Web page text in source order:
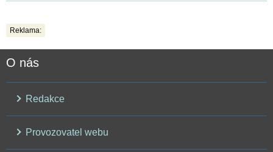
Reklama:
O nás
Redakce
Provozovatel webu